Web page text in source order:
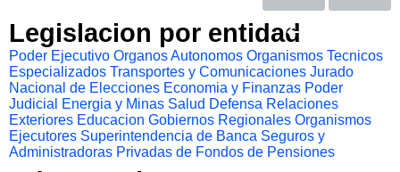
Legislacion por entidad
Poder Ejecutivo Organos Autonomos Organismos Tecnicos
Especializados Transportes y Comunicaciones Jurado
Nacional de Elecciones Economia y Finanzas Poder
Judicial
Energia y Minas Salud Defensa Relaciones
Exteriores Educacion Gobiernos Regionales Organismos
Ejecutores Superintendencia de Banca Seguros y
Administradoras Privadas de Fondos de Pensiones